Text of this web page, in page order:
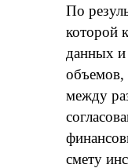
По
которой
данных и
объемов,
между
смету